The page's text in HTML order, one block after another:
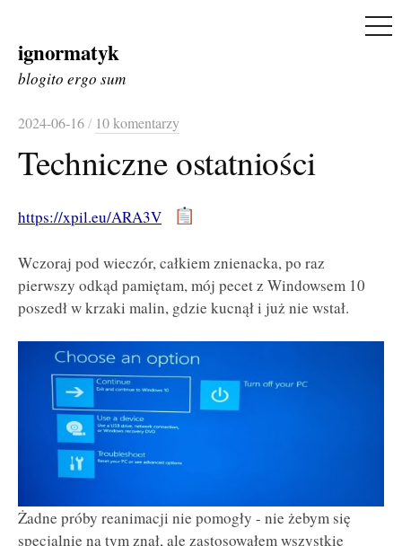
Skip
to
ignormatyk
blogito ergo sum
2024-06-16/ 10 komentarzy
Techniczne ostatniości
https://xpil.eu/ARA3V
Wczoraj pod wieczór, całkiem znienacka, po raz
pierwszy odkąd pamiętam, mój pecet z Windowsem 10
poszedł w krzaki malin, gdzie kucnął i już nie wstał.
Żadne próby reanimacji nie pomogły - nie żebym się
specjalnie na tym znał, ale zastosowałem wszystkie